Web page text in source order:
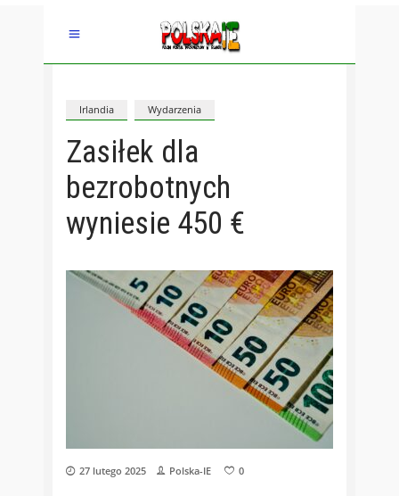
Irlandia Wydarzenia
Zasiłek dla
bezrobotnych
wyniesie 450 €
27 lutego 2025 Polska-IE 0